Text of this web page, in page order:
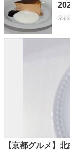
京都
【京都グルメ】